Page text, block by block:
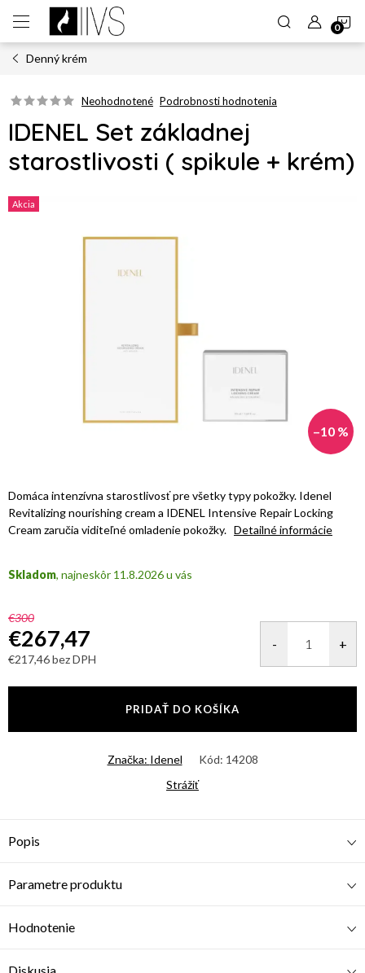
obsah
Denný krém
Neohodnotené Podrobnosti hodnotenia
IDENEL Set základnej
starostlivosti ( spikule + krém)
Akcia
–10 %
Domáca intenzívna starostlivosť pre všetky typy pokožky. Idenel
Revitalizing nourishing cream a IDENEL Intensive Repair Locking
Cream zaručia viditeľné omladenie pokožky. Detailné informácie
Skladom 11.8.2026
€300
€267,47
€217,46 bez DPH
PRIDAŤ DO KOŠÍKA
Značka: Idenel Kód: 14208
Strážiť
Popis
Parametre produktu
Hodnotenie